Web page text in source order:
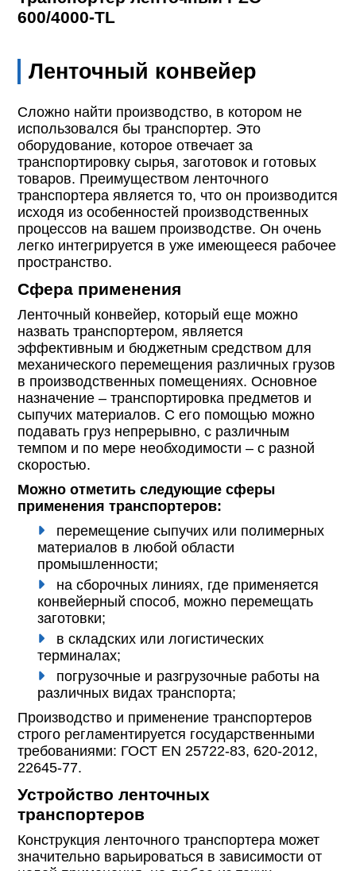
600/4000-TL
Ленточный конвейер
Сложно найти производство, в котором не
использовался бы транспортер. Это
оборудование, которое отвечает за
транспортировку сырья, заготовок и готовых
товаров. Преимуществом ленточного
транспортера является то, что он производится
исходя из особенностей производственных
процессов на вашем производстве. Он очень
легко интегрируется в уже имеющееся рабочее
пространство.
Сфера применения
Ленточный конвейер, который еще можно
назвать транспортером, является
эффективным и бюджетным средством для
механического перемещения различных грузов
в производственных помещениях. Основное
назначение – транспортировка предметов и
сыпучих материалов. С его помощью можно
подавать груз непрерывно, с различным
темпом и по мере необходимости – с разной
скоростью.
Можно отметить следующие сферы
применения транспортеров:
перемещение сыпучих или полимерных
материалов в любой области
промышленности;
на сборочных линиях, где применяется
конвейерный способ, можно перемещать
заготовки;
в складских или логистических
терминалах;
погрузочные и разгрузочные работы на
различных видах транспорта;
Производство и применение транспортеров
строго регламентируется государственными
требованиями: ГОСТ EN 25722-83, 620-2012,
22645-77.
Устройство ленточных
транспортеров
Конструкция ленточного транспортера может
значительно варьироваться в зависимости от